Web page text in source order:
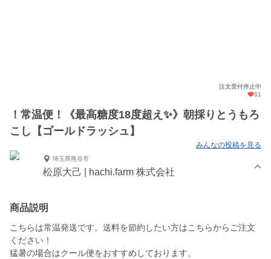
注文受付停止中
61
！常温便！《最高糖度18度超え✨》朝採りとうもろ
こし【ゴールドラッシュ】
みんなの投稿を見る
埼玉県熊谷市
松原大己 | hachi.farm 株式会社
商品説明
こちらは常温発送です。送料を節約したい方はこちらからご注文
ください！
猛暑の場合はクール便をおすすめしております。